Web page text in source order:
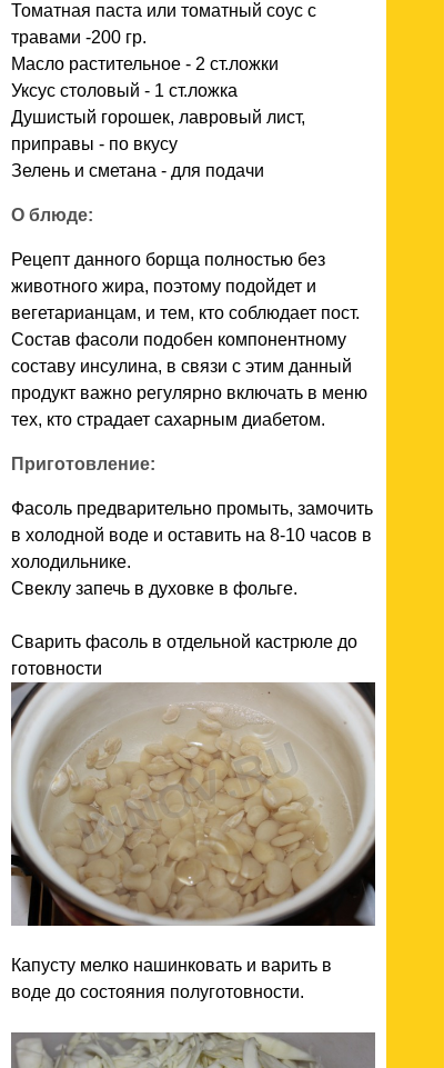
Томатная паста или томатный соус с
травами -200 гр.
Масло растительное - 2 ст.ложки
Уксус столовый - 1 ст.ложка
Душистый горошек, лавровый лист,
приправы - по вкусу
Зелень и сметана - для подачи
О блюде:
Рецепт данного борща полностью без
животного жира, поэтому подойдет и
вегетарианцам, и тем, кто соблюдает пост.
Состав фасоли подобен компонентному
составу инсулина, в связи с этим данный
продукт важно регулярно включать в меню
тех, кто страдает сахарным диабетом.
Приготовление:
Фасоль предварительно промыть, замочить
в холодной воде и оставить на 8-10 часов в
холодильнике.
Свеклу запечь в духовке в фольге.
Сварить фасоль в отдельной кастрюле до
готовности
Капусту мелко нашинковать и варить в
воде до состояния полуготовности.